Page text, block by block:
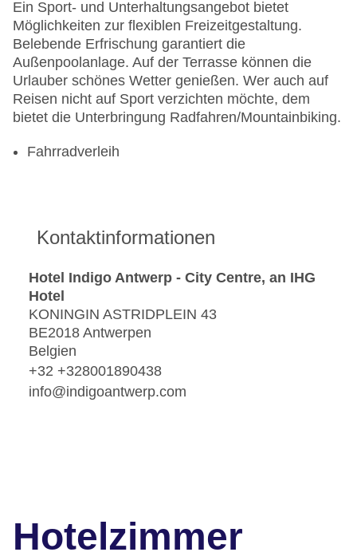
Ein Sport- und Unterhaltungsangebot bietet
Möglichkeiten zur flexiblen Freizeitgestaltung.
Belebende Erfrischung garantiert die
Außenpoolanlage. Auf der Terrasse können die
Urlauber schönes Wetter genießen. Wer auch auf
Reisen nicht auf Sport verzichten möchte, dem
bietet die Unterbringung Radfahren/Mountainbiking.
Fahrradverleih
Kontaktinformationen
Hotel Indigo Antwerp - City Centre, an IHG
Hotel
KONINGIN ASTRIDPLEIN 43
BE2018 Antwerpen
Belgien
+32 +328001890438
info@indigoantwerp.com
Hotelzimmer